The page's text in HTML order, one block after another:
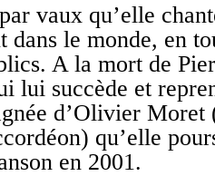
vaux qu’elle
dans le monde, en
A la mort de
lui succède et
d’Olivier Moret
qu’elle
en 2001.